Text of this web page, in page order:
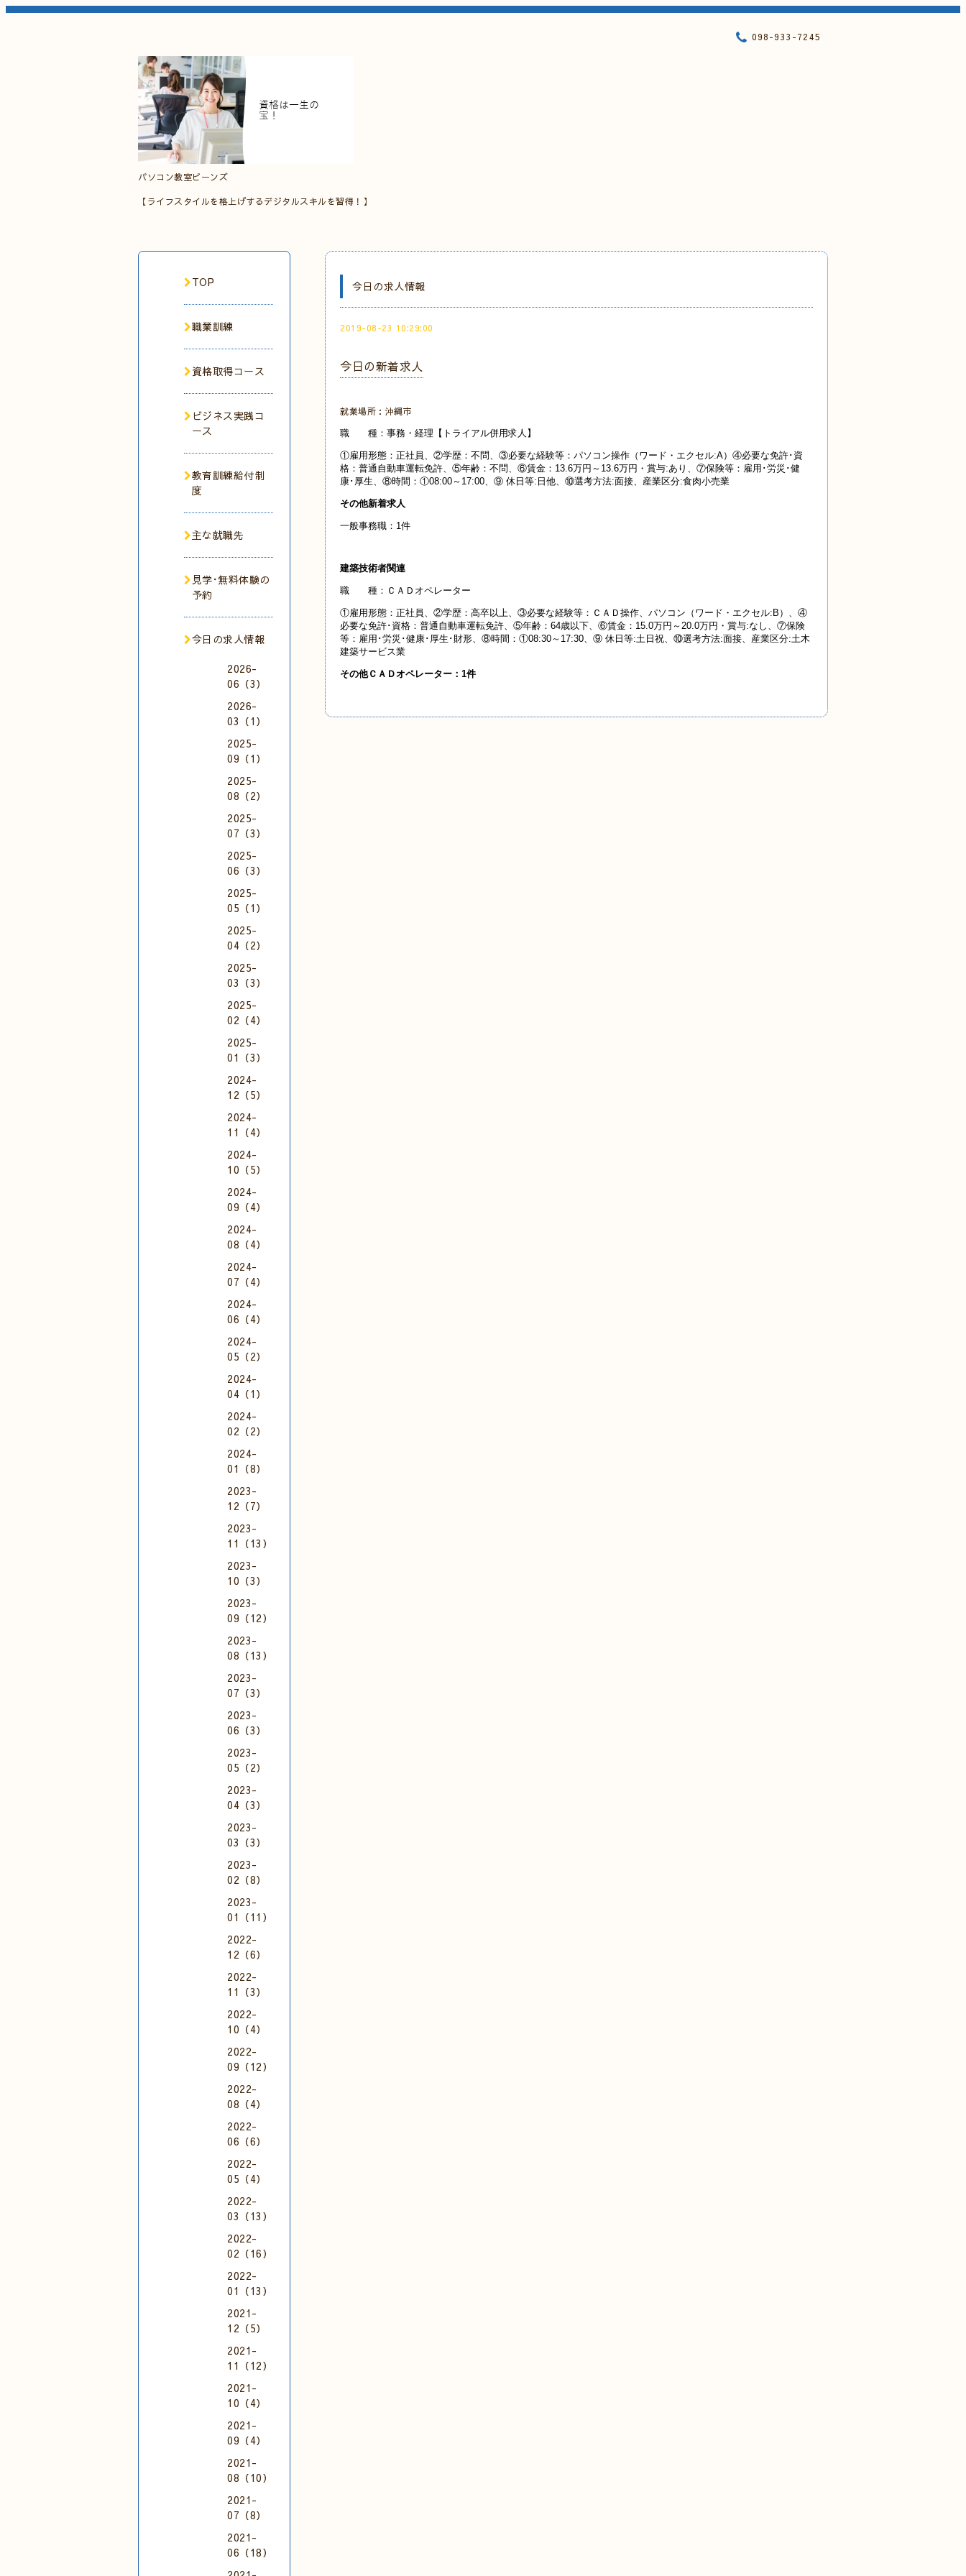
パソコン教室ビーンズ
【ライフスタイルを格上げするデジタルスキルを習得！】
098-933-7245
今日の求人情報
2019-08-23 10:29:00
今日の新着求人
就業場所：沖縄市
職 種：事務・経理【トライアル併用求人】
①雇用形態：正社員、②学歴：不問、③必要な経験等：パソコン操作（ワード・エクセル:A）④必要な免許･資
格：普通自動車運転免許、⑤年齢：不問、⑥賃金：13.6万円～13.6万円・賞与:あり、⑦保険等：雇用･労災･健
康･厚生、⑧時間：①08:00～17:00、⑨ 休日等:日他、⑩選考方法:面接、産業区分:食肉小売業
その他新着求人
一般事務職：1件
建築技術者関連
職 種：ＣＡＤオペレーター
①雇用形態：正社員、②学歴：高卒以上、③必要な経験等：ＣＡＤ操作、パソコン（ワード・エクセル:B）、④
必要な免許･資格：普通自動車運転免許、⑤年齢：64歳以下、⑥賃金：15.0万円～20.0万円・賞与:なし、⑦保険
等：雇用･労災･健康･厚生･財形、⑧時間：①08:30～17:30、⑨ 休日等:土日祝、⑩選考方法:面接、産業区分:土木
建築サービス業
その他ＣＡＤオペレーター：1件
TOP
職業訓練
資格取得コース
ビジネス実践コ
ース
教育訓練給付制
度
主な就職先
見学･無料体験の
予約
今日の求人情報
2026-
06（3）
2026-
03（1）
2025-
09（1）
2025-
08（2）
2025-
07（3）
2025-
06（3）
2025-
05（1）
2025-
04（2）
2025-
03（3）
2025-
02（4）
2025-
01（3）
2024-
12（5）
2024-
11（4）
2024-
10（5）
2024-
09（4）
2024-
08（4）
2024-
07（4）
2024-
06（4）
2024-
05（2）
2024-
04（1）
2024-
02（2）
2024-
01（8）
2023-
12（7）
2023-
11（13）
2023-
10（3）
2023-
09（12）
2023-
08（13）
2023-
07（3）
2023-
06（3）
2023-
05（2）
2023-
04（3）
2023-
03（3）
2023-
02（8）
2023-
01（11）
2022-
12（6）
2022-
11（3）
2022-
10（4）
2022-
09（12）
2022-
08（4）
2022-
06（6）
2022-
05（4）
2022-
03（13）
2022-
02（16）
2022-
01（13）
2021-
12（5）
2021-
11（12）
2021-
10（4）
2021-
09（4）
2021-
08（10）
2021-
07（8）
2021-
06（18）